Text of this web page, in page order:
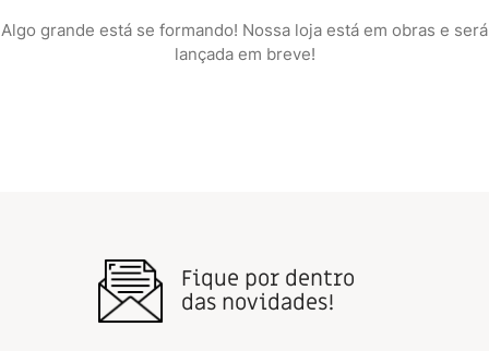
Algo grande está se formando! Nossa loja está em obras e será
lançada em breve!
Fique por dentro
das novidades!